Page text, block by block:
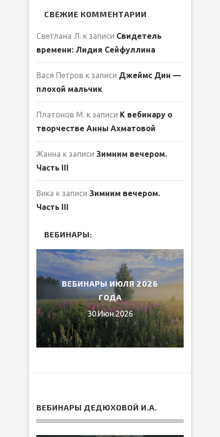
СВЕЖИЕ КОММЕНТАРИИ
Светлана Л. к записи Свидетель
времени: Лидия Сейфуллина
Вася Петров к записи Джеймс Дин —
плохой мальчик
Платонов М. к записи К вебинару о
творчестве Анны Ахматовой
Жанна к записи Зимним вечером.
Часть III
Вика к записи Зимним вечером.
Часть III
ВЕБИНАРЫ:
ВЕБИНАРЫ ИЮЛЯ 2026
ГОДА
30.Июн.2026
ВЕБИНАРЫ ДЕДЮХОВОЙ И.А.